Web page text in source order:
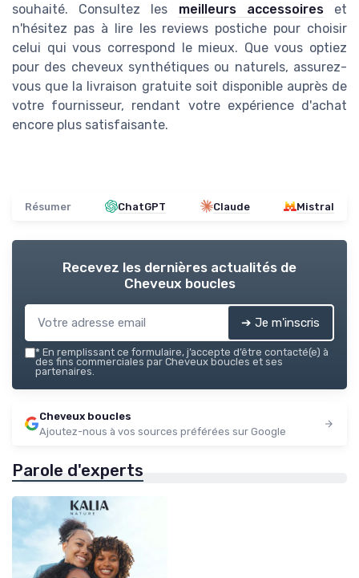
souhaité. Consultez les meilleurs accessoireset
n'hésitez pas à lire les reviews postiche pour choisir
celui qui vous correspond le mieux. Que vous optiez
pour des cheveux synthétiques ou naturels, assurez-
vous que la livraison gratuite soit disponible auprès de
votre fournisseur, rendant votre expérience d'achat
encore plus satisfaisante.
Résumer ChatGPT Claude Mistral
Recevez les dernières actualités de
Cheveux boucles
➔ Je m'inscris
* En remplissant ce formulaire, j’accepte d’être contacté(e) à
des fins commerciales par Cheveux boucles et ses
partenaires.
Cheveux boucles
Ajoutez-nous à vos sources préférées sur Google
Parole d'experts